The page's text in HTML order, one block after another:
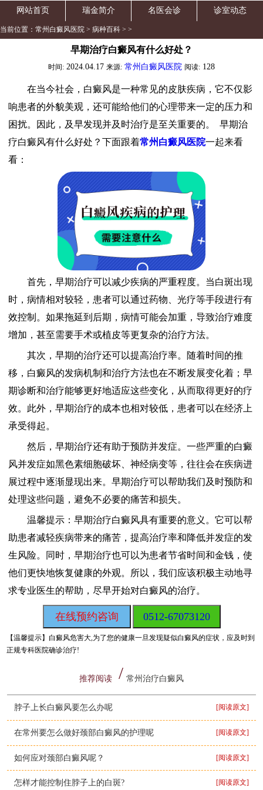
网站首页 瑞金简介 名医会诊 诊室动态
当前位置： 常州白癜风医院 > 病种百科 > >
早期治疗白癜风有什么好处？
时间: 2024.04.17 来源: 常州白癜风医院 阅读: 128
在当今社会，白癜风是一种常见的皮肤疾病，它不仅影
响患者的外貌美观，还可能给他们的心理带来一定的压力和
困扰。因此，及早发现并及时治疗是至关重要的。 早期治
疗白癜风有什么好处？下面跟着常州白癜风医院一起来看
看：
首先，早期治疗可以减少疾病的严重程度。当白斑出现
时，病情相对较轻，患者可以通过药物、光疗等手段进行有
效控制。如果拖延到后期，病情可能会加重，导致治疗难度
增加，甚至需要手术或植皮等更复杂的治疗方法。
其次，早期的治疗还可以提高治疗率。随着时间的推
移，白癜风的发病机制和治疗方法也在不断发展变化着；早
期诊断和治疗能够更好地适应这些变化，从而取得更好的疗
效。此外，早期治疗的成本也相对较低，患者可以在经济上
承受得起。
然后，早期治疗还有助于预防并发症。一些严重的白癜
风并发症如黑色素细胞破坏、神经病变等，往往会在疾病进
展过程中逐渐显现出来。早期治疗可以帮助我们及时预防和
处理这些问题，避免不必要的痛苦和损失。
温馨提示：早期治疗白癜风具有重要的意义。它可以帮
助患者减轻疾病带来的痛苦，提高治疗率和降低并发症的发
生风险。同时，早期治疗也可以为患者节省时间和金钱，使
他们更快地恢复健康的外观。所以，我们应该积极主动地寻
求专业医生的帮助，尽早开始对白癜风的治疗。
在线预约咨询 0512-67073120
【温馨提示】白癜风危害大,为了您的健康一旦发现疑似白癜风的症状，应及时到
正规专科医院确诊治疗!
推荐阅读 常州治疗白癜风
脖子上长白癜风要怎么办呢 [阅读原文]
在常州要怎么做好颈部白癜风的护理呢 [阅读原文]
如何应对颈部白癜风呢？ [阅读原文]
怎样才能控制住脖子上的白斑? [阅读原文]